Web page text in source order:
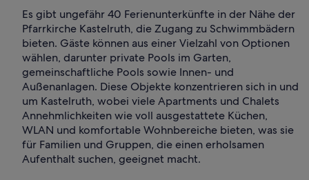
Es gibt ungefähr 40 Ferienunterkünfte in der Nähe der
Pfarrkirche Kastelruth, die Zugang zu Schwimmbädern
bieten. Gäste können aus einer Vielzahl von Optionen
wählen, darunter private Pools im Garten,
gemeinschaftliche Pools sowie Innen- und
Außenanlagen. Diese Objekte konzentrieren sich in und
um Kastelruth, wobei viele Apartments und Chalets
Annehmlichkeiten wie voll ausgestattete Küchen,
WLAN und komfortable Wohnbereiche bieten, was sie
für Familien und Gruppen, die einen erholsamen
Aufenthalt suchen, geeignet macht.